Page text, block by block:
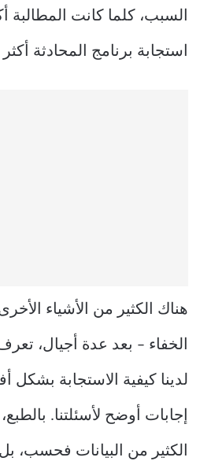
السبب، كلما كانت المطالبة
استجابة برنامج المحادثة أكثر
هناك الكثير من الأشياء
الخفاء – بعد عدة أجيال،
لدينا كيفية الاستجابة بشكل
إجابات أوضح لأسئلتنا.
الكثير من البيانات فحسب،